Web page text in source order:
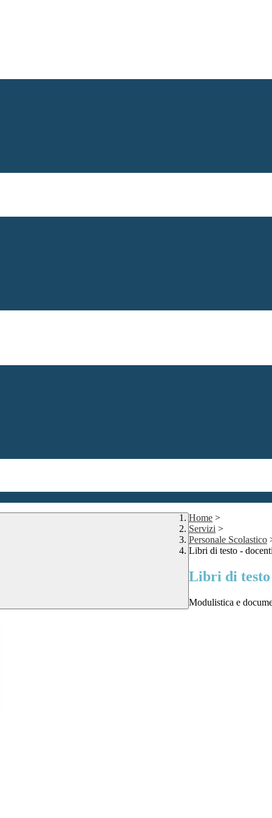
Home >
Servizi >
Personale Scolastico
Libri di testo -
Libri di testo
Modulistica e